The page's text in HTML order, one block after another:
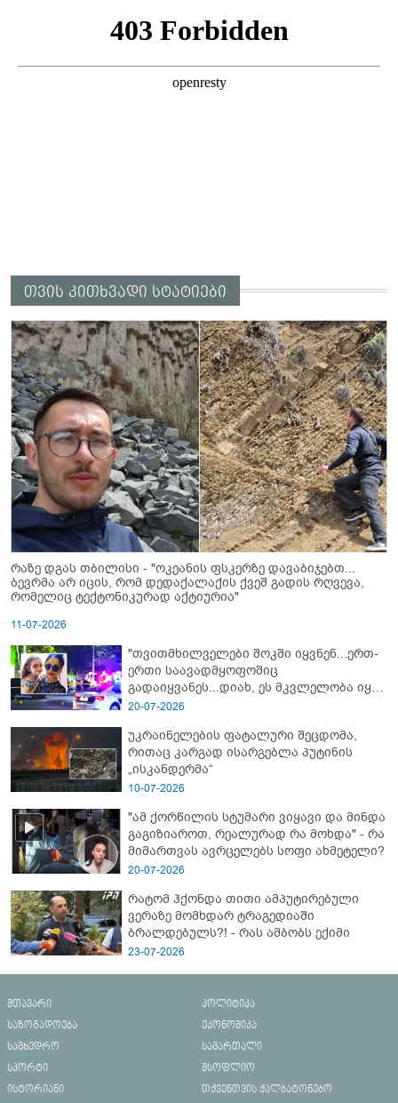
თვის კითხვადი სტატიები
რაზე დგას თბილისი - "ოკეანის ფსკერზე დავაბიჯებთ...
ბევრმა არ იცის, რომ დედაქალაქის ქვეშ გადის რღვევა,
რომელიც ტექტონიკურად აქტიურია"
11-07-2026
"თვითმხილველები შოკში იყვნენ...ერთ-
ერთი საავადმყოფოშიც
გადაიყვანეს...დიახ, ეს მკვლელობა იყო"
- გორში დატრიალებული ტრაგედიის
20-07-2026
უკრაინელების ფატალური შეცდომა,
რითაც კარგად ისარგებლა პუტინის
„ისკანდერმა“
10-07-2026
"ამ ქორწილის სტუმარი ვიყავი და მინდა
გაგიზიაროთ, რეალურად რა მოხდა" - რა
მიმართვას ავრცელებს სოფი ახმეტელი?
20-07-2026
რატომ ჰქონდა თითი ამპუტირებული
ვერაზე მომხდარ ტრაგედიაში
ბრალდებულს?! - რას ამბობს ექიმი
23-07-2026
მთავარი
პოლიტიკა
საზოგადოება
ეკონომიკა
სამხედრო
სამართალი
სპორტი
მსოფლიო
ისტორიანი
თქვენთვის ქალბატონებო